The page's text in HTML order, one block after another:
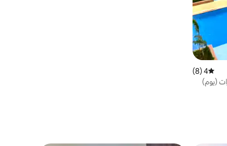
متوسط التقييم 4 من 5، 8 مراجعات
4 (8)
(يوم)